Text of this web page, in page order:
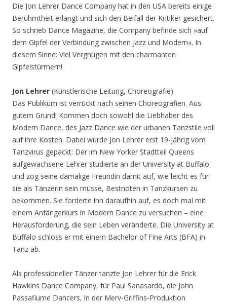
Die Jon Lehrer Dance Company hat in den USA bereits einige
Berühmtheit erlangt und sich den Beifall der Kritiker gesichert.
So schrieb Dance Magazine, die Company befinde sich »auf
dem Gipfel der Verbindung zwischen Jazz und Modern«. In
diesem Sinne: Viel Vergnügen mit den charmanten
Gipfelstürmern!
Jon Lehrer (Künstlerische Leitung, Choreografie)
Das Publikum ist verrückt nach seinen Choreografien. Aus
gutem Grund! Kommen doch sowohl die Liebhaber des
Modern Dance, des Jazz Dance wie der urbanen Tanzstile voll
auf ihre Kosten. Dabei wurde Jon Lehrer erst 19-jährig vom
Tanzvirus gepackt: Der im New Yorker Stadtteil Queens
aufgewachsene Lehrer studierte an der University at Buffalo
und zog seine damalige Freundin damit auf, wie leicht es für
sie als Tänzerin sein müsse, Bestnoten in Tanzkursen zu
bekommen. Sie forderte ihn daraufhin auf, es doch mal mit
einem Anfängerkurs in Modern Dance zu versuchen – eine
Herausforderung, die sein Leben veränderte. Die University at
Buffalo schloss er mit einem Bachelor of Fine Arts (BFA) in
Tanz ab.
Als professioneller Tänzer tanzte Jon Lehrer für die Erick
Hawkins Dance Company, für Paul Sanasardo, die John
Passafiume Dancers, in der Merv-Griffins-Produktion